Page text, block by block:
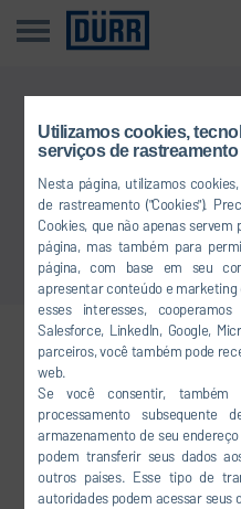
Utilizamos cookies,
serviços de rastreamento
Nesta página, utilizamos
de rastreamento ("Cookies").
Cookies, que não apenas
página, mas também para
página, com base em seu
apresentar conteúdo e marketing
esses interesses,
Salesforce, LinkedIn, Google,
parceiros, você também pode
web.
Se você consentir, também
processamento subsequente
armazenamento de seu
podem transferir seus dados
outros países. Esse tipo de
autoridades podem acessar seus
Esta notícia não está
Voltar ao
Conecte-se em
FACEBOOK
YOUTUBE